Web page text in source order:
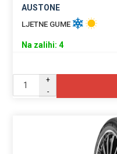
AUSTONE
LJETNE GUME
Na zalihi: 4
+
-